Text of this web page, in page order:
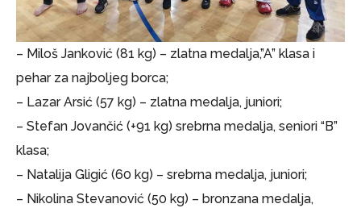
– Miloš Janković (81 kg) – zlatna medalja,”A” klasa i
pehar za najboljeg borca;
– Lazar Arsić (57 kg) – zlatna medalja, juniori;
– Stefan Jovančić (+91 kg) srebrna medalja, seniori “B”
klasa;
– Natalija Gligić (60 kg) – srebrna medalja, juniori;
– Nikolina Stevanović (50 kg) – bronzana medalja,